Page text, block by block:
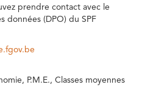
prendre contact avec le
données (DPO) du SPF
P.M.E., Classes moyennes